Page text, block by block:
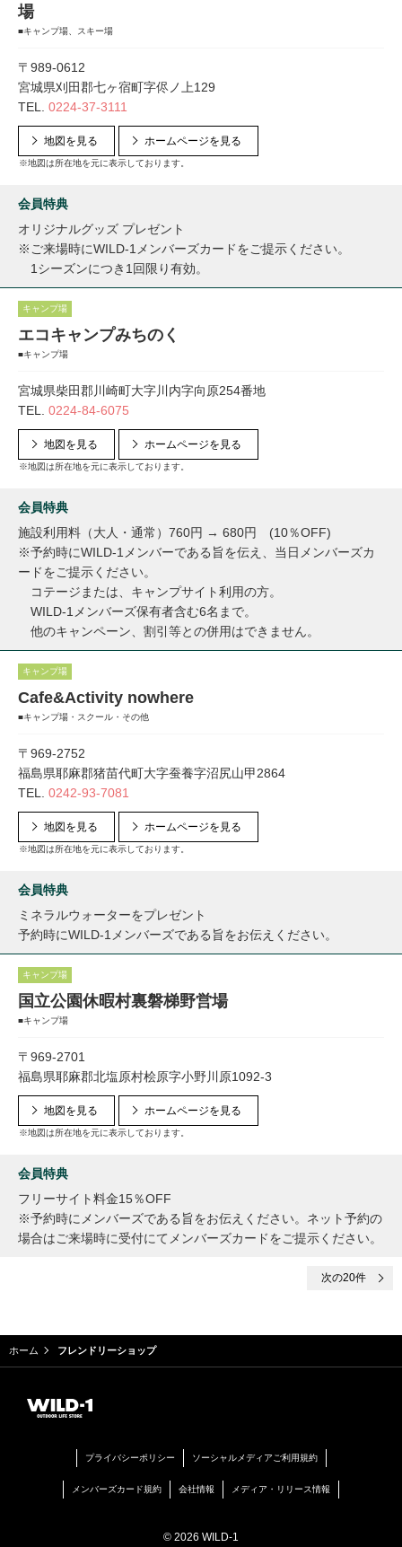
場
■キャンプ場、スキー場
〒989-0612
宮城県刈田郡七ヶ宿町字侭ノ上129
TEL. 0224-37-3111
地図を見る
※地図は所在地を元に表示しております。
ホームページを見る
会員特典
オリジナルグッズ プレゼント
※ご来場時にWILD-1メンバーズカードをご提示ください。
1シーズンにつき1回限り有効。
キャンプ場
エコキャンプみちのく
■キャンプ場
宮城県柴田郡川崎町大字川内字向原254番地
TEL. 0224-84-6075
地図を見る
※地図は所在地を元に表示しております。
ホームページを見る
会員特典
施設利用料（大人・通常）760円 → 680円 (10％OFF)
※予約時にWILD-1メンバーである旨を伝え、当日メンバーズカ
ードをご提示ください。
コテージまたは、キャンプサイト利用の方。
WILD-1メンバーズ保有者含む6名まで。
他のキャンペーン、割引等との併用はできません。
キャンプ場
Cafe&Activity nowhere
■キャンプ場・スクール・その他
〒969-2752
福島県耶麻郡猪苗代町大字蚕養字沼尻山甲2864
TEL. 0242-93-7081
地図を見る
※地図は所在地を元に表示しております。
ホームページを見る
会員特典
ミネラルウォーターをプレゼント
予約時にWILD-1メンバーズである旨をお伝えください。
キャンプ場
国立公園休暇村裏磐梯野営場
■キャンプ場
〒969-2701
福島県耶麻郡北塩原村桧原字小野川原1092-3
地図を見る
※地図は所在地を元に表示しております。
ホームページを見る
会員特典
フリーサイト料金15％OFF
※予約時にメンバーズである旨をお伝えください。ネット予約の
場合はご来場時に受付にてメンバーズカードをご提示ください。
次の20件
ホーム フレンドリーショップ
プライバシーポリシー ソーシャルメディアご利用規約
メンバーズカード規約 会社情報 メディア・リリース情報
© 2026 WILD-1